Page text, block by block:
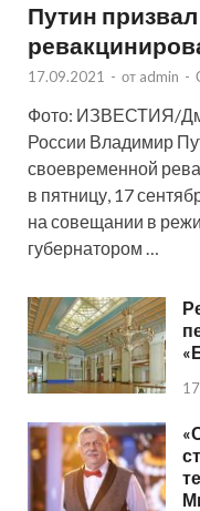
Путин
17.09.2021 - от admin -
Фото: ИЗВЕСТИЯ/
России Владимир
своевременной
в пятницу, 17
на совещании в
губернатором …